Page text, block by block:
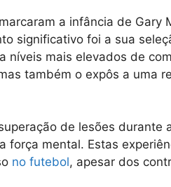
a infância de Gary
significativo foi a sua
níveis mais elevados de
também o expôs a uma
de lesões durante
força mental. Estas
no futebol, apesar dos